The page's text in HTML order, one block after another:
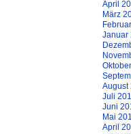
April
März
Januar
August
Juli
Juni
Mai
April